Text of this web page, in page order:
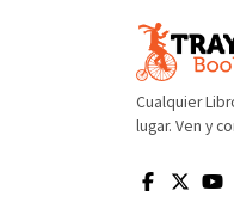
Cualquier
lugar. Ven y